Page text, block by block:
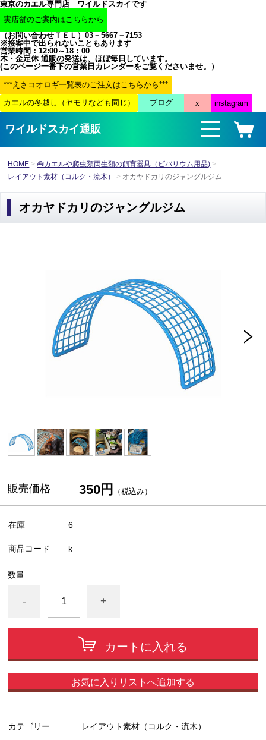
東京のカエル専門店 ワイルドスカイです
（お問い合わせＴＥＬ）03－5667－7153
※接客中で出られないこともあります
営業時間：12:00～18：00
木・金定休 通販の発送は、ほぼ毎日しています。
(このページ一番下の営業日カレンダーをご覧くださいませ。）
ワイルドスカイ通販
HOME
🧰カエルや爬虫類両生類の飼育器具（ビバリウム用品)
レイアウト素材（コルク・流木）
オカヤドカリのジャングルジム
オカヤドカリのジャングルジム
販売価格 350円 （税込み）
在庫 6
商品コード k
数量
- +
カートに入れる
お気に入りリストへ追加する
カテゴリー レイアウト素材（コルク・流木）